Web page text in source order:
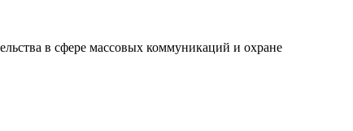
в сфере массовых коммуникаций и охране